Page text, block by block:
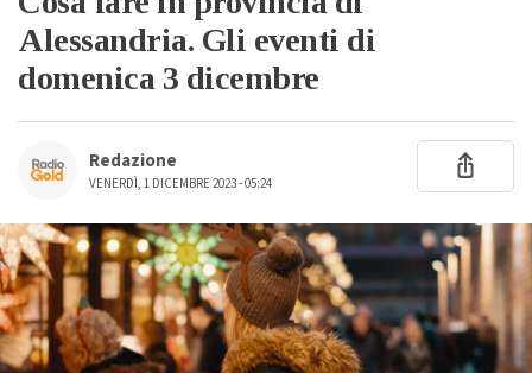
Alessandria. Gli eventi di
domenica 3 dicembre
Redazione
VENERDÌ, 1 DICEMBRE 2023 - 05:24